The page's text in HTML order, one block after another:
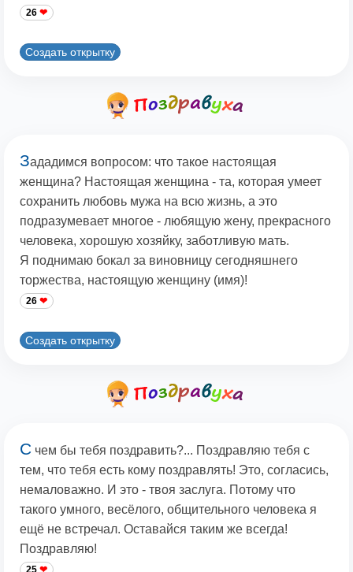
26
Создать открытку
Зададимся вопросом: что такое настоящая
женщина? Настоящая женщина - та, которая умеет
сохранить любовь мужа на всю жизнь, а это
подразумевает многое - любящую жену, прекрасного
человека, хорошую хозяйку, заботливую мать.
Я поднимаю бокал за виновницу сегодняшнего
торжества, настоящую женщину (имя)!
26
Создать открытку
С чем бы тебя поздравить?... Поздравляю тебя с
тем, что тебя есть кому поздравлять! Это, согласись,
немаловажно. И это - твоя заслуга. Потому что
такого умного, весёлого, общительного человека я
ещё не встречал. Оставайся таким же всегда!
Поздравляю!
25